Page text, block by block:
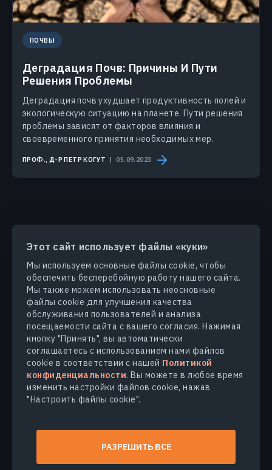
Этот сайт использует файлы «куки»
Мы используем основные файлы cookie, чтобы
обеспечить бесперебойную работу нашего сайта.
Мы также можем использовать неосновные
файлы cookie для улучшения качества
обслуживания пользователей и анализа
посещаемости сайта с вашего согласия. Нажимая
кнопку "Принять", вы автоматически
соглашаетесь с использованием нами файлов
cookie в соответствии с нашей Политикой
конфиденциальности. Вы можете в любое время
изменить настройки файлов cookie, нажав
"Настроить файлы cookie".
РАЗРЕШИТЬ ВСЕ
ПОЧВЫ
Деградация Почв: Причины И Пути
Решения Проблемы
Деградация почв ухудшает продуктивность полей и
экологическую ситуацию на планете. Пути решения
проблемы зависят от факторов влияния и
своевременного принятия необходимых мер.
ПРОФ., Д-Р ПЕТР КОГУТ 05.09.2023
ПРОДУКТЫ И РЕШЕНИЯ
ОТРАСЛИ
КОМПАНИЯ
УЗНАТЬ БОЛЬШЕ
© 2026 EOS Data Analytics,Inc.
Политика конфиденциальности